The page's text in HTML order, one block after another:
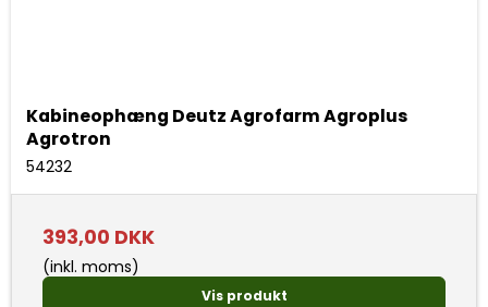
Kabineophæng Deutz Agrofarm Agroplus
Agrotron
54232
393,00 DKK
(inkl. moms)
Vis produkt